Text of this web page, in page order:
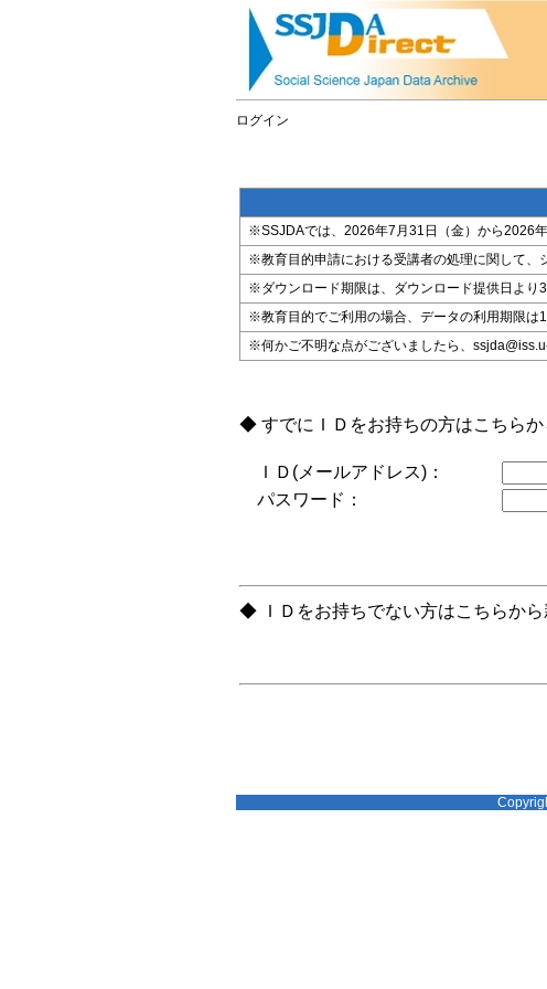
ログイン
※SSJDAでは、2026年7月31日（金）から2026
※教育目的申請における受講者の処理に関して、
※ダウンロード期限は、ダウンロード提供日より
※教育目的でご利用の場合、データの利用期限は1
※何かご不明な点がございましたら、
◆ すでにＩＤをお持ちの方はこちら
ＩＤ(メールアドレス)：
パスワード：
◆ ＩＤをお持ちでない方はこちらか